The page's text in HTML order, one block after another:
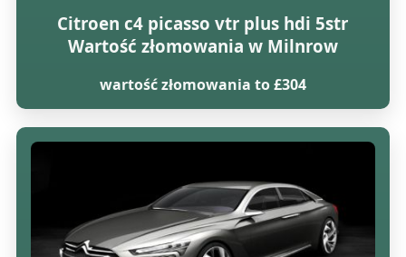
Citroen c4 picasso vtr plus hdi 5str
Wartość złomowania w Milnrow
wartość złomowania to £304